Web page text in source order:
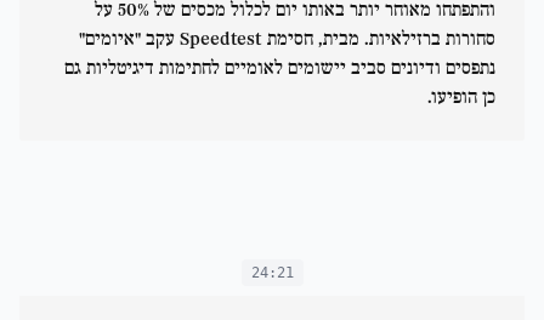
והתפתחו מאוחר יותר באותו יום לכלול מכסים של 50% על
סחורות ברזילאיות. מבית, חסימת Speedtest עקב "איומים"
נתפסים ודיונים סביב יישומים לאומיים לחתימות דיגיטליות גם
כן הופיעו.
24:21